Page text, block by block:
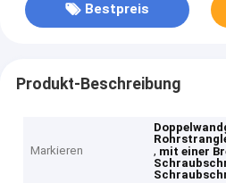
Bestpreis
Produkt-Beschreibung
Markieren
, mit einer